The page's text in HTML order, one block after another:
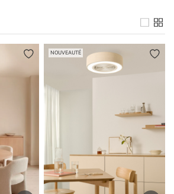
éclairage LED, télécommande et
pour s’intégrer avec élégance
et garantir un confort optimal
toute l’année.
NOUVEAUTÉ